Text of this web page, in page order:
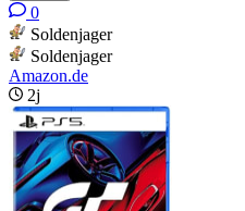
0
Soldenjager
Soldenjager
Amazon.de
2j